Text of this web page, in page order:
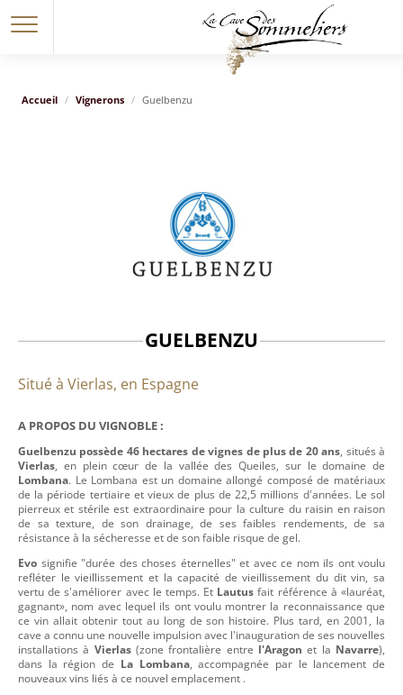
Accueil Vignerons Guelbenzu
GUELBENZU
Situé à Vierlas, en Espagne
A PROPOS DU VIGNOBLE :
Guelbenzu possède 46 hectares de vignes de plus de 20 ans, situés à
Vierlas, en plein cœur de la vallée des Queiles, sur le domaine de
Lombana. Le Lombana est un domaine allongé composé de matériaux
de la période tertiaire et vieux de plus de 22,5 millions d'années. Le sol
pierreux et stérile est extraordinaire pour la culture du raisin en raison
de sa texture, de son drainage, de ses faibles rendements, de sa
résistance à la sécheresse et de son faible risque de gel.
Evo signifie "durée des choses éternelles" et avec ce nom ils ont voulu
refléter le vieillissement et la capacité de vieillissement du dit vin, sa
vertu de s'améliorer avec le temps. Et Lautus fait référence à «lauréat,
gagnant», nom avec lequel ils ont voulu montrer la reconnaissance que
ce vin allait obtenir tout au long de son histoire. Plus tard, en 2001, la
cave a connu une nouvelle impulsion avec l'inauguration de ses nouvelles
installations à Vierlas(zone frontalière entre l'Aragon et la Navarre),
dans la région de La Lombana, accompagnée par le lancement de
nouveaux vins liés à ce nouvel emplacement .